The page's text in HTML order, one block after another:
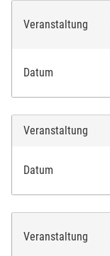
Veranstaltung
Datum
Veranstaltung
Datum
Veranstaltung